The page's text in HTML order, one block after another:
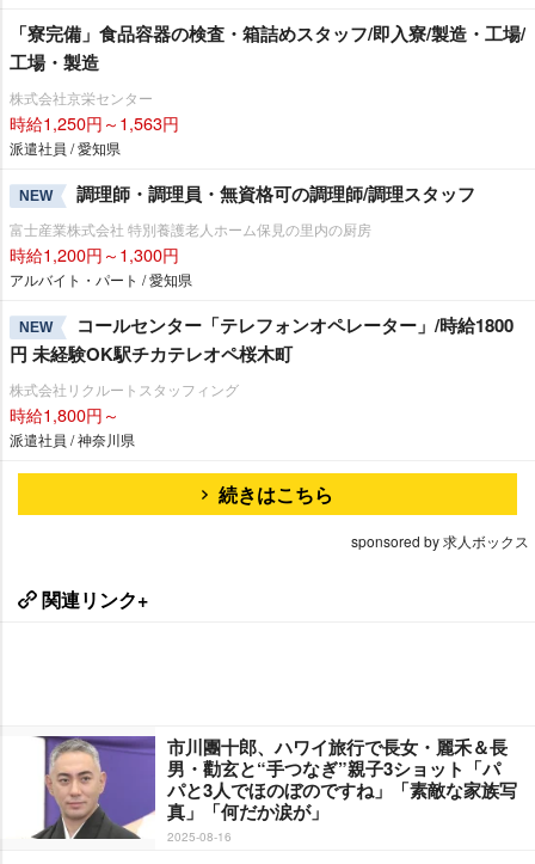
「寮完備」食品容器の検査・箱詰めスタッフ/即入寮/製造・工場/
工場・製造
株式会社京栄センター
時給1,250円～1,563円
派遣社員 / 愛知県
NEW 調理師・調理員・無資格可の調理師/調理スタッフ
富士産業株式会社 特別養護老人ホーム保見の里内の厨房
時給1,200円～1,300円
アルバイト・パート / 愛知県
NEW
コールセンター「テレフォンオペレーター」/時給1800
円 未経験OK駅チカテレオペ桜木町
株式会社リクルートスタッフィング
時給1,800円～
派遣社員 / 神奈川県
続きはこちら
sponsored by 求人ボックス
関連リンク+
市川團十郎、ハワイ旅行で長女・麗禾＆長
男・勸玄と“手つなぎ”親子3ショット「パ
パと3人でほのぼのですね」「素敵な家族写
真」「何だか涙が」
2025-08-16